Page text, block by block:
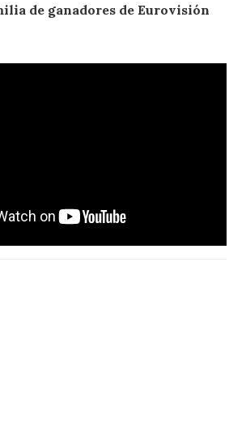
de ganadores de Eurovisión